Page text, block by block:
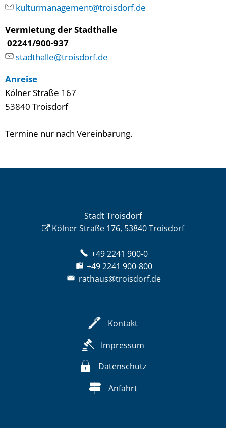
kulturmanagement@troisdorf.de
Vermietung der Stadthalle
02241/900-937
stadthalle@troisdorf.de
Anreise
Kölner Straße 167
53840 Troisdorf
Termine nur nach Vereinbarung.
Stadt Troisdorf
Kölner Straße 176, 53840 Troisdorf
+49 2241 900-0
+49 2241 900-800
rathaus@troisdorf.de
Kontakt
Impressum
Datenschutz
Anfahrt